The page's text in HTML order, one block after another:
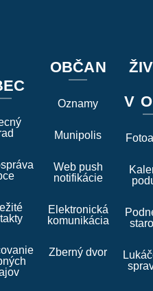
OBČAN
Oznamy
Munipolis
Web push
notifikácie
Elektronická
komunikácia
Zberný dvor
V